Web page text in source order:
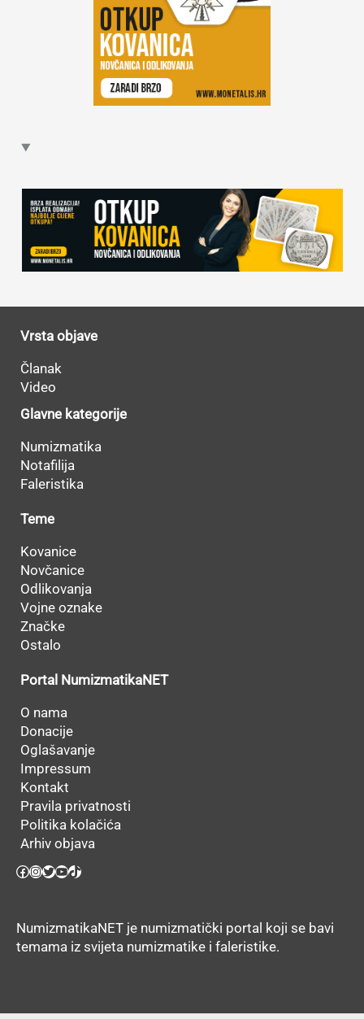
Vrsta objave
Članak
Video
Glavne kategorije
Numizmatika
Notafilija
Faleristika
Teme
Kovanice
Novčanice
Odlikovanja
Vojne oznake
Značke
Ostalo
Portal NumizmatikaNET
O nama
Donacije
Oglašavanje
Impressum
Kontakt
Pravila privatnosti
Politika kolačića
Arhiv objava
Facebook
Instagram
Twitter
YouTube
TikTok
NumizmatikaNET je numizmatički portal koji se bavi
temama iz svijeta numizmatike i faleristike.